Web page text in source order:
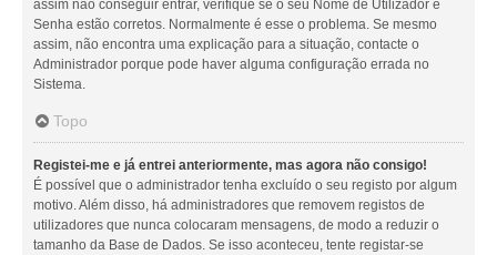
assim não conseguir entrar, verifique se o seu Nome de Utilizador e
Senha estão corretos. Normalmente é esse o problema. Se mesmo
assim, não encontra uma explicação para a situação, contacte o
Administrador porque pode haver alguma configuração errada no
Sistema.
Topo
Registei-me e já entrei anteriormente, mas agora não consigo!
É possível que o administrador tenha excluído o seu registo por algum
motivo. Além disso, há administradores que removem registos de
utilizadores que nunca colocaram mensagens, de modo a reduzir o
tamanho da Base de Dados. Se isso aconteceu, tente registar-se